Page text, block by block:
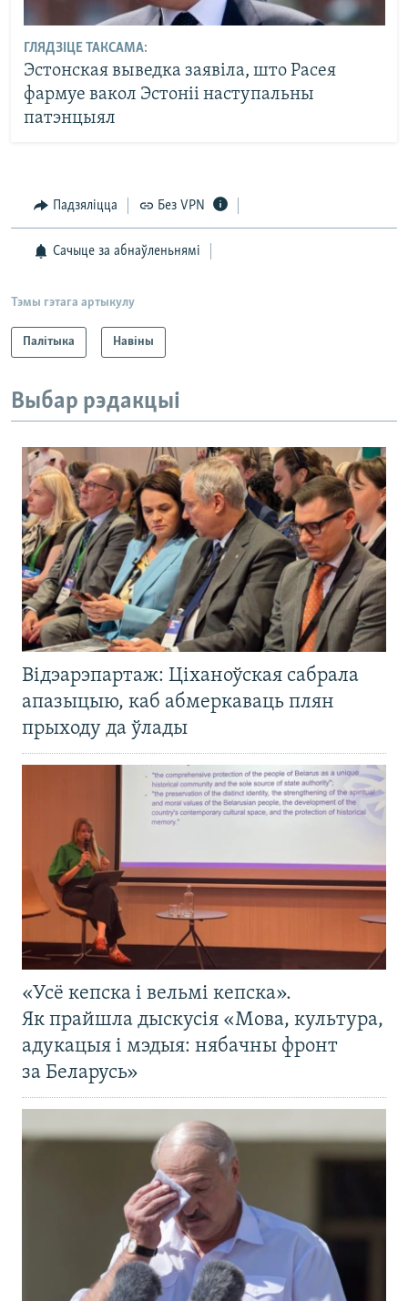
ГЛЯДЗІЦЕ ТАКСАМА:
Эстонская выведка заявіла, што Расея
фармуе вакол Эстоніі наступальны
патэнцыял
Падзяліцца Без VPN
Сачыце за абнаўленьнямі
Тэмы гэтага артыкулу
Палітыка Навіны
Выбар рэдакцыі
Відэарэпартаж: Ціханоўская сабрала
апазыцыю, каб абмеркаваць плян
прыходу да ўлады
«Усё кепска і вельмі кепска».
Як прайшла дыскусія «Мова, культура,
адукацыя і мэдыя: нябачны фронт
за Беларусь»